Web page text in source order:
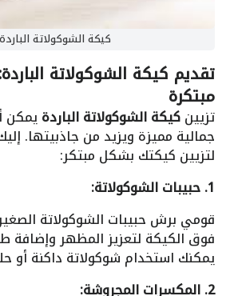
كيكة الشوكولاتة الباردة
تقديم كيكة الشوكولاتة
مبتكرة
تزيينكيكة الشوكولاتة الباردةيمكن
جمالية مميزة ويزيد من جاذبيتها.
لتزيين كيكتك بشكل مبتكر:
1. حبيبات الشوكولاتة:
قومي برش حبيبات الشوكولاتة
فوق الكيكة لتعزيز المظهر وإضافة
يمكنك استخدام شوكولاتة داكنة
2. المكسرات المجروشة: